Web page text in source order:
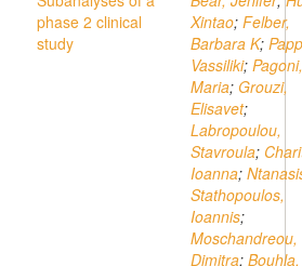
phase 2 clinical
study
Xintao; Felber,
Barbara K;
Vassiliki; Pagoni,
Maria; Grouzi,
Elisavet;
Labropoulou,
Stavroula;
Ioanna;
Stathopoulos,
Ioannis;
Moschandreou,
Dimitra; Bouhla,